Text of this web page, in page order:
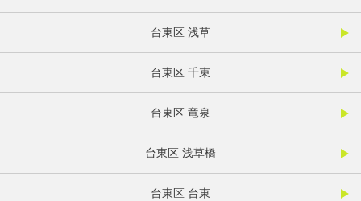
台東区 浅草
台東区 千束
台東区 竜泉
台東区 浅草橋
台東区 台東